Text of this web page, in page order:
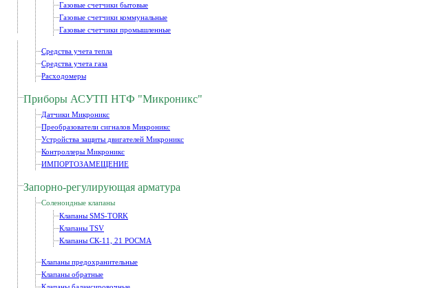
Газовые счетчики бытовые
Газовые счетчики коммунальные
Газовые счетчики промышленные
Средства учета тепла
Средства учета газа
Расходомеры
Приборы АСУТП НТФ "Микроникс"
Датчики Микроникс
Преобразователи сигналов Микроникс
Устройства защиты двигателей Микроникс
Контроллеры Микроникс
ИМПОРТОЗАМЕЩЕНИЕ
Запорно-регулирующая арматура
Соленоидные клапаны
Клапаны SMS-TORK
Клапаны TSV
Клапаны СК-11, 21 РОСМА
Клапаны предохранительные
Клапаны обратные